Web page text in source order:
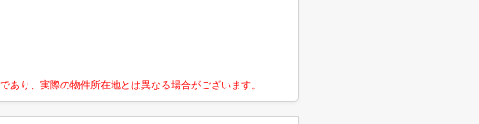
り、実際の物件所在地とは異なる場合がございます。